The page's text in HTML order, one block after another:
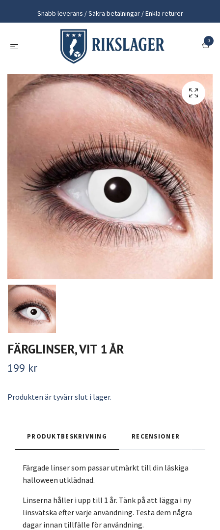
Snabb leverans / Säkra betalningar / Enkla returer
0
FÄRGLINSER, VIT 1 ÅR
199 kr
Produkten är tyvärr slut i lager.
PRODUKTBESKRIVNING RECENSIONER
Färgade linser som passar utmärkt till din läskiga
halloween utklädnad.
Linserna håller i upp till 1 år. Tänk på att lägga i ny
linsvätska efter varje användning. Testa dem några
dagar innan tillfälle för användning.